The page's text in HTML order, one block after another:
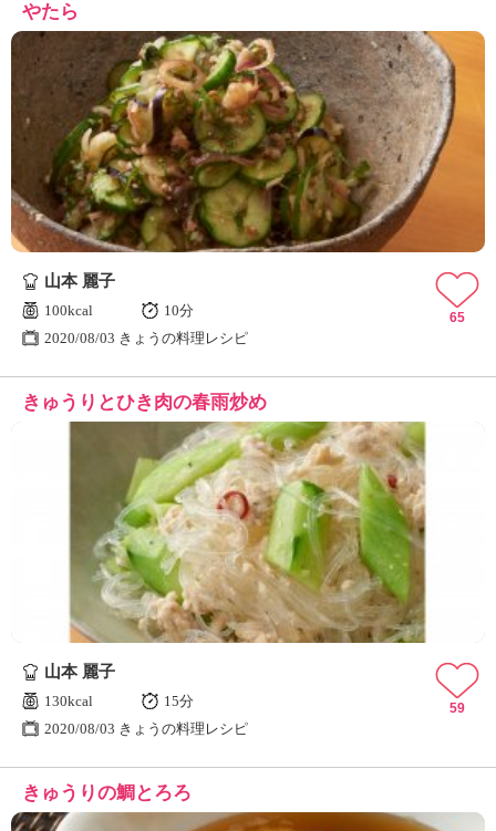
やたら
山本 麗子
100kcal
10分
2020/08/03 きょうの料理レシピ
65
きゅうりとひき肉の春雨炒め
山本 麗子
130kcal
15分
2020/08/03 きょうの料理レシピ
59
きゅうりの鯛とろろ